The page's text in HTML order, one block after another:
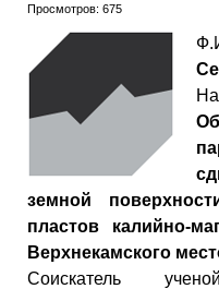
Просмотров: 675
земной
пластов калийно-
Верхнекамского
Cоискатель